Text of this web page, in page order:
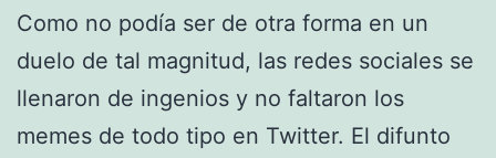
Como no podía ser de otra forma en un
duelo de tal magnitud, las redes sociales se
llenaron de ingenios y no faltaron los
memes de todo tipo en Twitter. El difunto